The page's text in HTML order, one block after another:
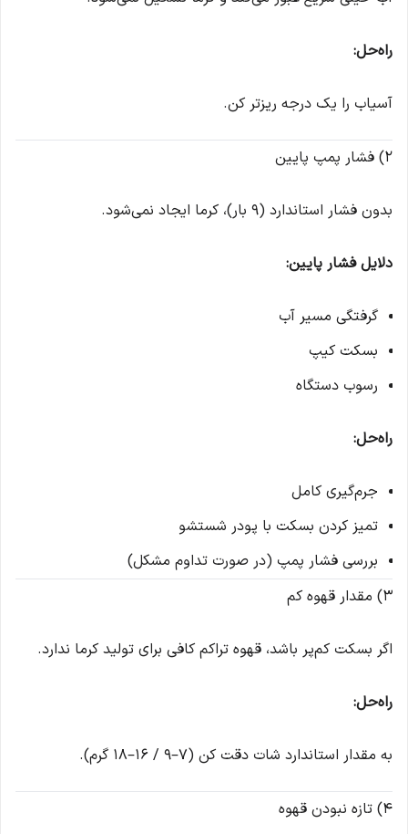
راه‌حل:
آسیاب را یک درجه ریزتر کن.
2) فشار پمپ پایین
بدون فشار استاندارد (۹ بار)، کرما ایجاد نمی‌شود.
دلایل فشار پایین:
گرفتگی مسیر آب
بسکت کیپ
رسوب دستگاه
راه‌حل:
جرم‌گیری کامل
تمیز کردن بسکت با پودر شستشو
بررسی فشار پمپ (در صورت تداوم مشکل)
3) مقدار قهوه کم
اگر بسکت کم‌پر باشد، قهوه تراکم کافی برای تولید کرما ندارد.
راه‌حل:
به مقدار استاندارد شات دقت کن (۷–۹ / ۱۶–۱۸ گرم).
4) تازه نبودن قهوه